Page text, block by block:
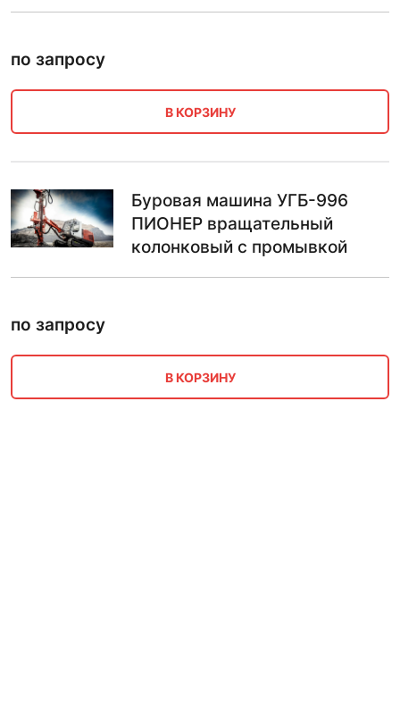
по запросу
В КОРЗИНУ
Буровая машина УГБ-996
ПИОНЕР вращательный
колонковый с промывкой
по запросу
В КОРЗИНУ